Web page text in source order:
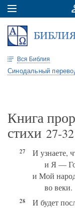
Вся Библия
Синодальный
Книга
стихи 27-32
27
И узнаете,
и Я —
и Мой
во веки.
28
И будет